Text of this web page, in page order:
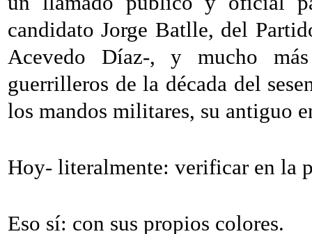
candidato Jorge Batlle, del
Acevedo Díaz-, y mucho
guerrilleros de la década del
los mandos militares, su antiguo
Hoy- literalmente: verificar en la
Eso sí: con sus propios colores.